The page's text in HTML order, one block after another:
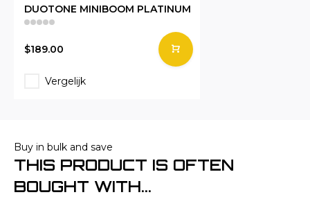
DUOTONE MINIBOOM PLATINUM
$189.00
Vergelijk
Buy in bulk and save
THIS PRODUCT IS OFTEN
BOUGHT WITH...